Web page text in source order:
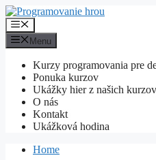
Preskočiť
na
obsah
Menu
Menu
Kurzy programovania pre
Ponuka kurzov
Ukážky hier z našich kurzov
O nás
Kontakt
Ukážková hodina
Home